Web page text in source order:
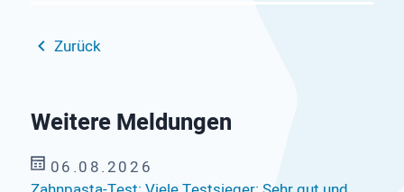
Zurück
Weitere Meldungen
06.08.2026